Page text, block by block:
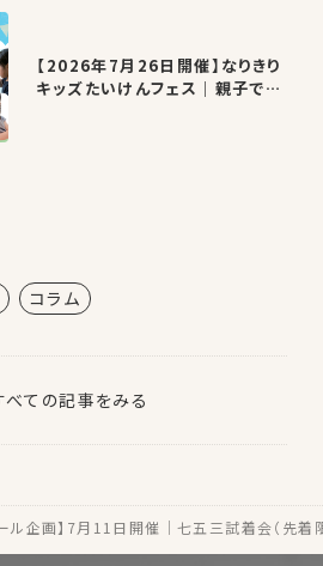
【2026年7月26日開催】なりきり
キッズたいけんフェス｜親子で楽
コラム
べての記事をみる
ール企画】7月11日開催｜七五三試着会（先着